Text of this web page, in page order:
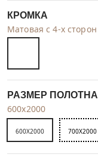
КРОМКА
Матовая с 4-х сторон
РАЗМЕР ПОЛОТНА
600x2000
600X2000 700X2000